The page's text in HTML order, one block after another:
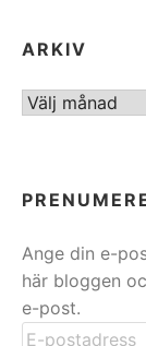
ARKIV
ARKIV
Ange din e-
här bloggen
e-post.
E-